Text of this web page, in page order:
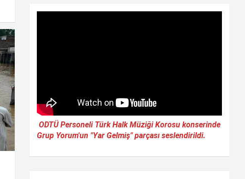
ODTÜ Personeli Türk Halk Müziği Korosu konserinde
Grup Yorum'un "Yar Gelmiş" parçası seslendirildi.